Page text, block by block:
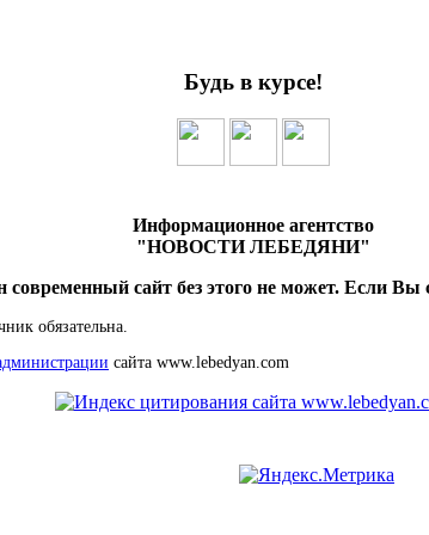
Будь в курсе!
Информационное агентство
"НОВОСТИ ЛЕБЕДЯНИ"
сайт без этого не может. Если Вы
обязательна.
сайта www.lebedyan.com